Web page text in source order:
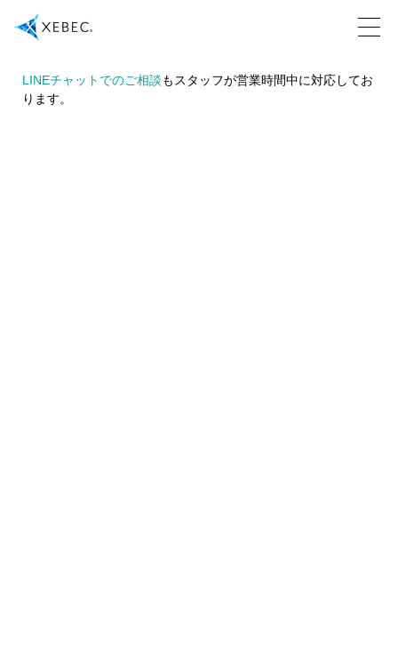
LINEチャットでのご相談もスタッフが営業時間中に対応してお
ります。